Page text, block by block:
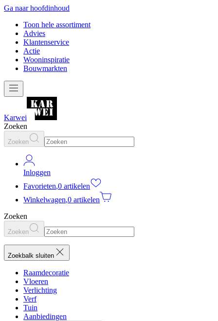
Ga naar hoofdinhoud
Toon hele assortiment
Advies
Klantenservice
Actie
Wooninspiratie
Bouwmarkten
Karwei
Zoeken
Zoeken
Inloggen
Favorieten,0 artikelen
Winkelwagen,0 artikelen
Zoeken
Zoeken
Zoekbalk sluiten
Raamdecoratie
Vloeren
Verlichting
Verf
Tuin
Aanbiedingen